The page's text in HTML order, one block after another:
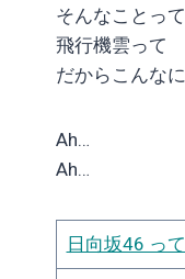
そんなことっ
飛行機雲って
だからこんな
Ah…
Ah…
日向坂46 っ